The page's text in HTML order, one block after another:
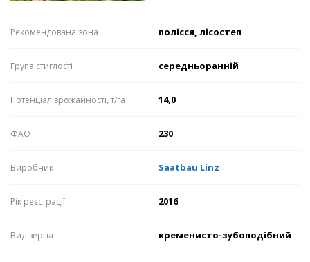
Рекомендована зона полісся, лісостеп
Група стиглості середньоранній
Потенціал врожайності, т/га 14,0
ФАО 230
Виробник Saatbau Linz
Рік реєстрації 2016
Вид зерна кременисто-зубоподібний